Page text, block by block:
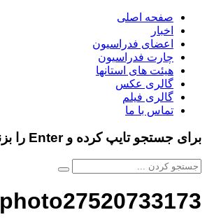
صفحه اصلی
اخبار
اعضای فدراسیون
چارت فدراسیون
هیئت های استانها
گالری عکس
گالری فیلم
تماس با ما
برای جستجو تایپ کرده و Enter را بزنید
photo27520733173